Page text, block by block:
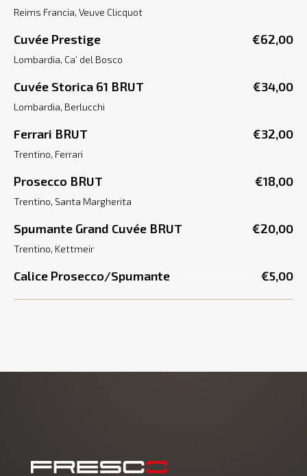
Reims Francia, Veuve Clicquot
Cuvée Prestige €62,00
Lombardia, Ca’ del Bosco
Cuvée Storica 61 BRUT €34,00
Lombardia, Berlucchi
Ferrari BRUT €32,00
Trentino, Ferrari
Prosecco BRUT €18,00
Trentino, Santa Margherita
Spumante Grand Cuvée BRUT €20,00
Trentino, Kettmeir
Calice Prosecco/Spumante €5,00